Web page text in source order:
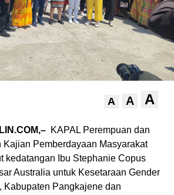
A A A
KAPAL Perempuan dan
Kajian Pemberdayaan Masyarakat
kedatangan Ibu Stephanie Copus
Australia untuk Kesetaraan Gender
Kabupaten Pangkajene dan